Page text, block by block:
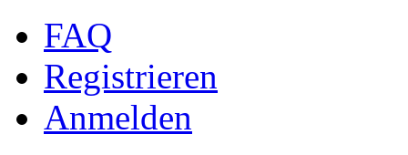
FAQ
Registrieren
Anmelden